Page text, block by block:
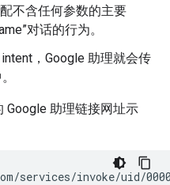
不含任何参数的主要
对话的行为。
intent，Google 助理就会传
Google 助理链接网址示